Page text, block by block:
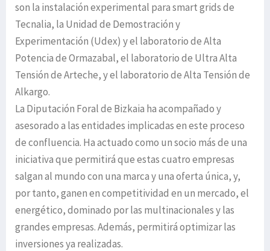
son la instalación experimental para smart grids de
Tecnalia, la Unidad de Demostración y
Experimentación (Udex) y el laboratorio de Alta
Potencia de Ormazabal, el laboratorio de Ultra Alta
Tensión de Arteche, y el laboratorio de Alta Tensión de
Alkargo.
La Diputación Foral de Bizkaia ha acompañado y
asesorado a las entidades implicadas en este proceso
de confluencia. Ha actuado como un socio más de una
iniciativa que permitirá que estas cuatro empresas
salgan al mundo con una marca y una oferta única, y,
por tanto, ganen en competitividad en un mercado, el
energético, dominado por las multinacionales y las
grandes empresas. Además, permitirá optimizar las
inversiones ya realizadas.